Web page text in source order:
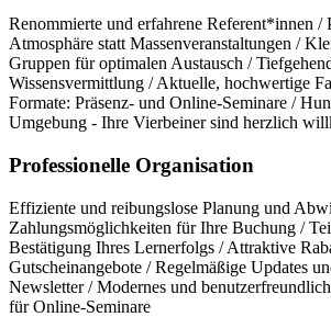
Renommierte und erfahrene Referent*innen /
Atmosphäre statt Massenveranstaltungen /
Gruppen für optimalen Austausch /
Wissensvermittlung / Aktuelle, hochwertige
Formate: Präsenz- und Online-Seminare /
Umgebung - Ihre Vierbeiner sind herzlich
Professionelle Organisation
Effiziente und reibungslose Planung und
Zahlungsmöglichkeiten für Ihre Buchung /
Bestätigung Ihres Lernerfolgs / Attraktive
Gutscheinangebote / Regelmäßige Updates
Newsletter / Modernes und
für Online-Seminare